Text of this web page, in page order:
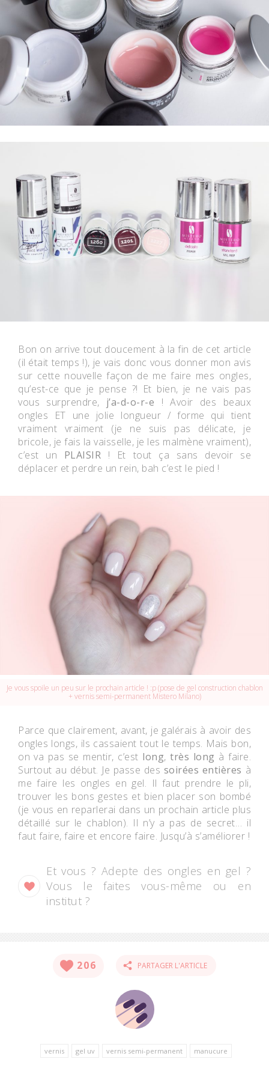
Bon on arrive tout doucement à la fin de cet article
(il était temps !), je vais donc vous donner mon avis
sur cette nouvelle façon de me faire mes ongles,
qu’est-ce que je pense ?! Et bien, je ne vais pas
vous surprendre, j’a-d-o-r-e ! Avoir des beaux
ongles ET une jolie longueur / forme qui tient
vraiment vraiment (je ne suis pas délicate, je
bricole, je fais la vaisselle, je les malmène vraiment),
c’est un PLAISIR ! Et tout ça sans devoir se
déplacer et perdre un rein, bah c’est le pied !
Je vous spoile un peu sur le prochain article ! :p (pose de gel construction chablon
+ vernis semi-permanent Mistero Milano)
Parce que clairement, avant, je galérais à avoir des
ongles longs, ils cassaient tout le temps. Mais bon,
on va pas se mentir, c’est long,très long à faire.
Surtout au début. Je passe des soirées entières à
me faire les ongles en gel. Il faut prendre le pli,
trouver les bons gestes et bien placer son bombé
(je vous en reparlerai dans un prochain article plus
détaillé sur le chablon). Il n’y a pas de secret… il
faut faire, faire et encore faire. Jusqu’à s’améliorer !
Et vous ? Adepte des ongles en gel ?
Vous le faites vous-même ou en
institut ?
206
S'INSCRIRE
PARTAGER L'ARTICLE
vernis gel uv vernis semi-permanent manucure